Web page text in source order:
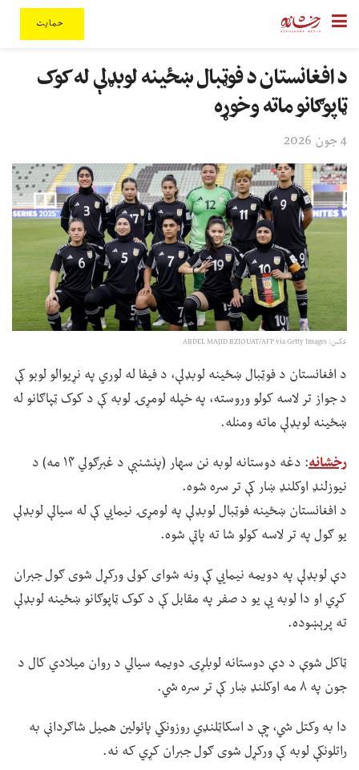
حمایت
د افغانستان د فوټبال ښځینه لوبډلې له کوک
ټاپوګانو ماته وخوړه
4 جون 2026
عکس: ABDEL MAJID BZIOUAT/AFP via Getty Images
د افغانستان د فوټبال ښځینه لوبډلې، د فیفا له لوري په نړیوالو لوبو کې
د جواز تر لاسه کولو وروسته، په خپله لومړۍ لوبه کې د کوک ټپاګانو له
ښځینه لوبډلې ماته ومنله.
رخشانه
: دغه دوستانه لوبه نن سهار (پنشنبې د غبرګولي ۱۴ مه) د
نیوزلنډ اوکلنډ ښار کې تر سره شوه.
د افغانستان ښځینه فوټبال لوبډلې په لومړۍ نیمايي کې له سیالې لوبډلې
یو ګول په تر لاسه کولو شا ته پاتې شوه.
دې لوبډلې په دویمه نیمايي کې ونه شوای کولی ورکړل شوی ګول جبران
کړي او دا لوبه یې یو د صفر په مقابل کې د کوک ټاپوګانو ښځینه لوبډلې
ته پرېښوده.
ټاکل شوې د دې دوستانه لوبلړۍ دویمه سیالي د روان میلادي کال د
جون په ۸ مه اوکلنډ ښار کې تر سره شي.
دا به وکتل شي، چې د اسکاټلنډي روزونکي پائولین همیل شاګردانې به
راتلونکې لوبه کې ورکړل شوی ګول جبران کړي که نه.